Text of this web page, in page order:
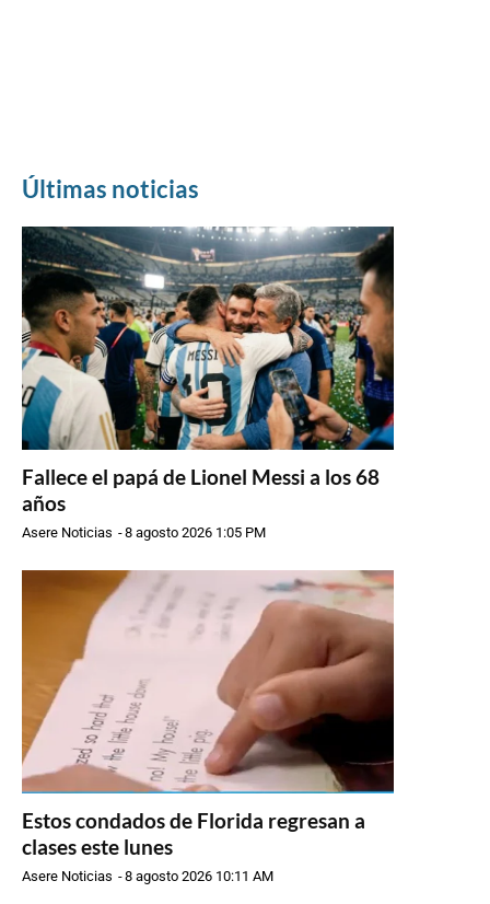
Últimas noticias
Fallece el papá de Lionel Messi a los 68
años
Asere Noticias -8 agosto 2026 1:05 PM
Estos condados de Florida regresan a
clases este lunes
Asere Noticias -8 agosto 2026 10:11 AM